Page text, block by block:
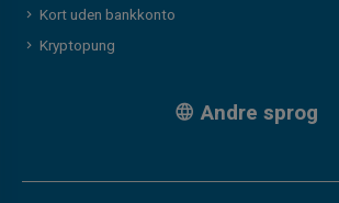
Kort uden bankkonto
Kryptopung
Andre sprog